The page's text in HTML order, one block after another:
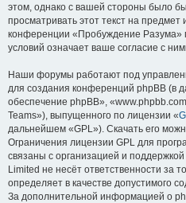
этом, однако с вашей стороны было
просматривать этот текст на предмет
конференции «Пробуждение Разума»
условий означает ваше согласие с
Наши форумы работают под
для создания конференций phpBB (в
обеспечение phpBB»,
Teams»), выпущенного по лицензии «
дальнейшем «GPL»). Скачать его
Ограничения лицензии GPL для
связаны с организацией и
Limited не несёт ответственности за
определяет в качестве допустимого
За дополнительной информацией о